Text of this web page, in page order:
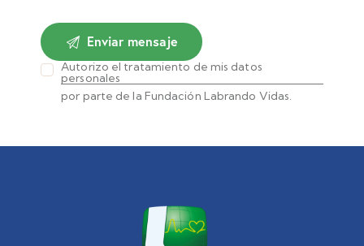
Autorizo el tratamiento de mis datos
personales
por parte de la Fundación Labrando Vidas.